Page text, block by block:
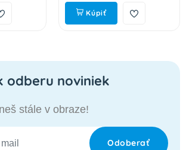
Kúpiť
odberu noviniek
stále v obraze!
Odoberať